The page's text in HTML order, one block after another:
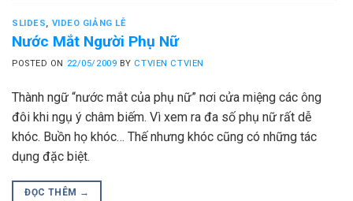
SLIDES, VIDEO GIẢNG LỄ
Nước Mắt Người Phụ Nữ
POSTED ON 22/05/2009 BY CTVIEN CTVIEN
Thành ngữ “nước mắt của phụ nữ” nơi cửa miệng các ông
đôi khi ngụ ý châm biếm. Vì xem ra đa số phụ nữ rất dễ
khóc. Buồn họ khóc… Thế nhưng khóc cũng có những tác
dụng đặc biệt.
ĐỌC THÊM →